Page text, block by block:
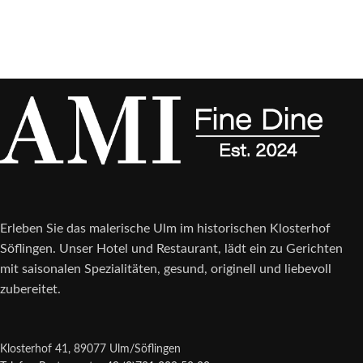
Erleben Sie das malerische Ulm im historischen Klosterhof
Söflingen. Unser Hotel und Restaurant, lädt ein zu Gerichten
mit saisonalen Spezialitäten, gesund, originell und liebevoll
zubereitet.
Klosterhof 41, 89077 Ulm/Söflingen